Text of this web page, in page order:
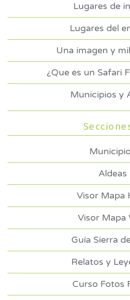
Lugares de
Lugares del
Una imagen y
¿Que es un Safari
Municipios y
Aldeas
Visor Mapa
Visor Mapa
Guía Sierra
Relatos y
Curso Fotos